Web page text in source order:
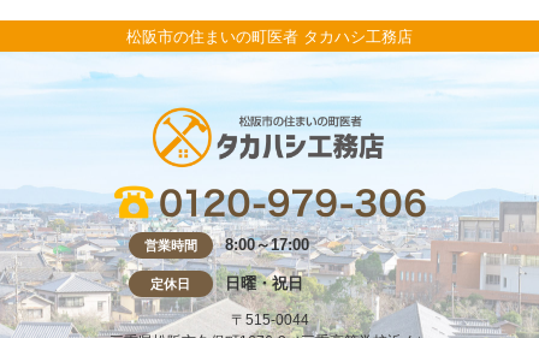
松阪市の住まいの町医者 タカハシ工務店
営業時間 8:00～17:00
定休日 日曜・祝日
〒515-0044